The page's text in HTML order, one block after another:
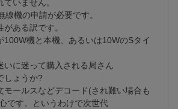
いません。
線機の申請が必要です。
ある訳です。
100W機と本機、あるいは10WのSタイ
いに迷って購入される局さん
しょうか?
モールスなどデコード(され難い場合も
です。というわけで次世代